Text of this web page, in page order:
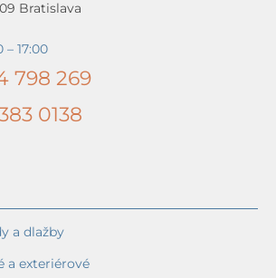
Bratislava
– 17:00
798 269
0138
a dlažby
a exteriérové